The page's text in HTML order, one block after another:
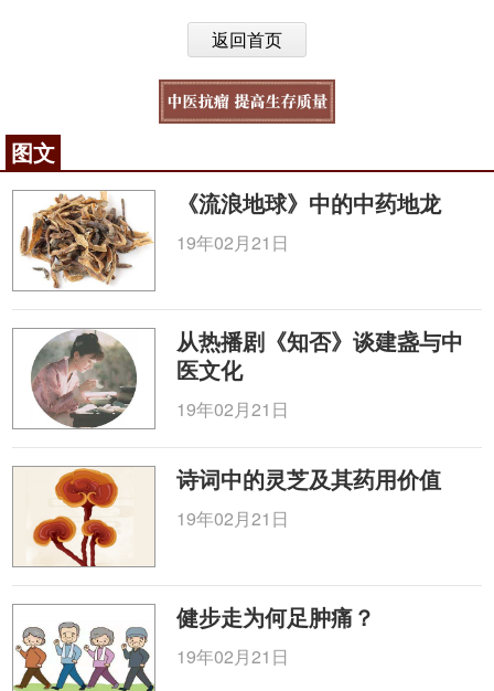
返回首页
图文
《流浪地球》中的中药地龙
19年02月21日
从热播剧《知否》谈建盏与中
医文化
19年02月21日
诗词中的灵芝及其药用价值
19年02月21日
健步走为何足肿痛？
19年02月21日